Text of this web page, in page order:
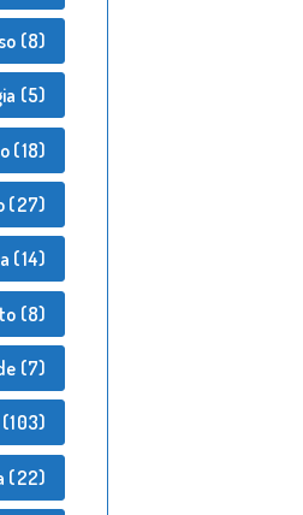
(8)
(5)
(18)
(27)
(14)
(8)
(7)
(103)
(22)